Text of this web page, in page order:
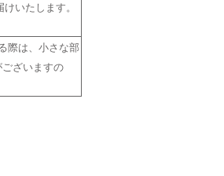
いたします。
際は、小さな部
ざいますの